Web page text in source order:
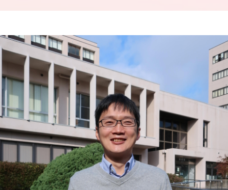
学生ライター
イベント
受賞･表彰
コラム･特集
トップに戻る